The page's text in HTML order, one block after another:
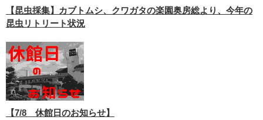
【昆虫採集】カブトムシ、クワガタの楽園奥房総より、今年の
昆虫リトリート状況
【7/8 休館日のお知らせ】